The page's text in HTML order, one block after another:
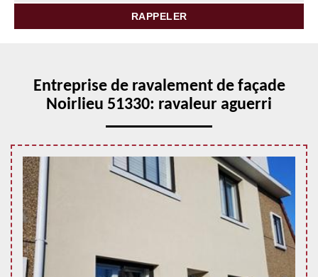
Entreprise de ravalement de façade
Noirlieu 51330: ravaleur aguerri